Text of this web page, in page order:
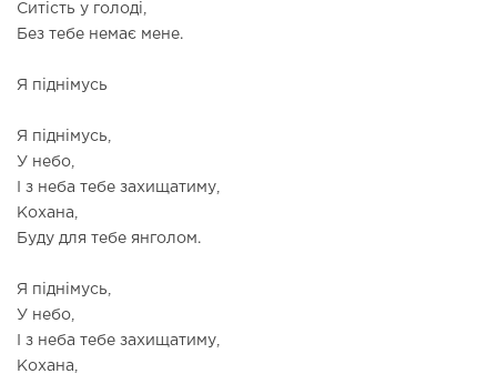
Ситість у голоді,
Без тебе немає мене.
Я піднімусь
Я піднімусь,
У небо,
І з неба тебе захищатиму,
Кохана,
Буду для тебе янголом.
Я піднімусь,
У небо,
І з неба тебе захищатиму,
Кохана,